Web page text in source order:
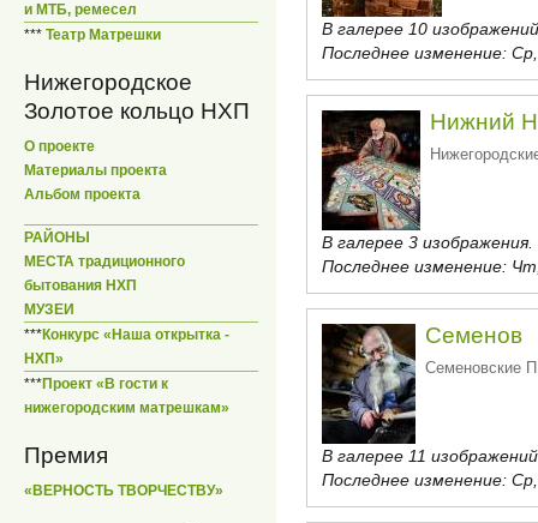
и МТБ, ремесел
*** Театр Матрешки
Нижегородское
Золотое кольцо НХП
О проекте
Материалы проекта
Альбом проекта
РАЙОНЫ
МЕСТА традиционного
бытования НХП
МУЗЕИ
***Конкурс «Наша открытка -
НХП»
***Проект «В гости к
нижегородским матрешкам»
Премия
«ВЕРНОСТЬ ТВОРЧЕСТВУ»
В галерее 10
Последнее изменение:
Нижний
В галерее 3 изображения.
Последнее изменение:
Семенов
В галерее 11
Последнее изменение: